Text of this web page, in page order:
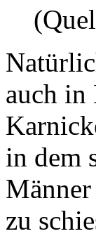
auch in
in dem
zu